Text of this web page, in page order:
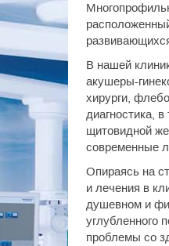
В нашей
акушеры-
хирурги,
диагностика,
щитовидной
современные
Опираясь на
и лечения в
душевном и
углубленного
проблемы со